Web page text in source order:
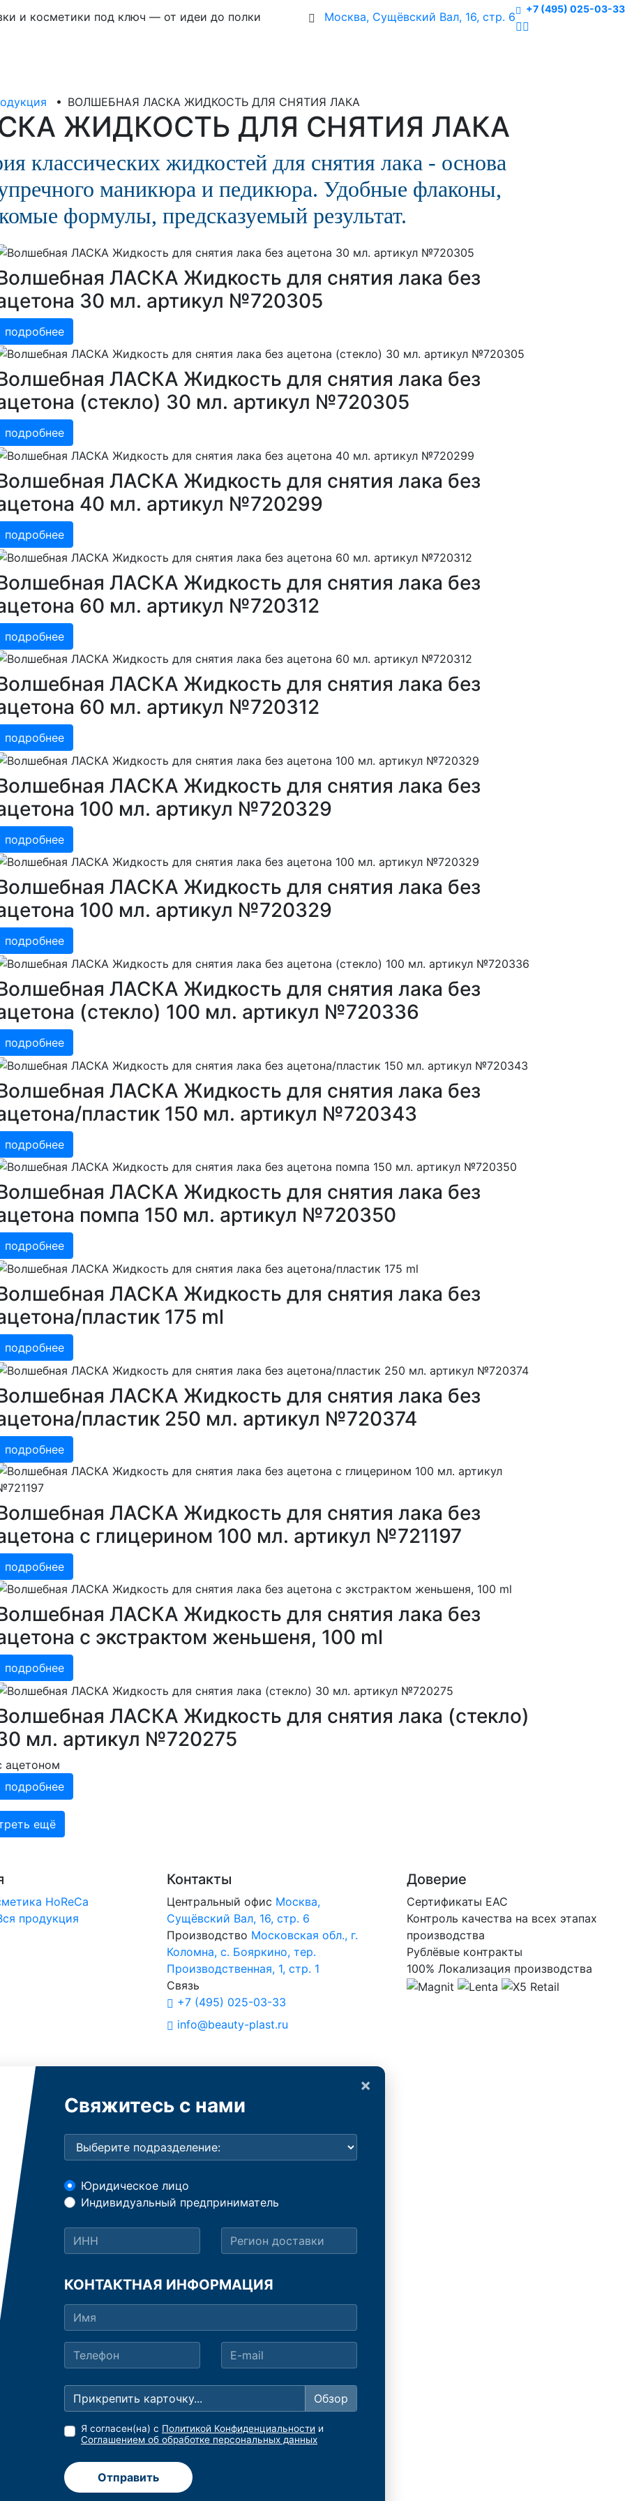
и косметики под ключ — от идеи до полки Москва, Сущёвский Вал, 16, стр. 6
+7 (495) 025-03-33
• ВОЛШЕБНАЯ ЛАСКА ЖИДКОСТЬ ДЛЯ СНЯТИЯ ЛАКА
ЖИДКОСТЬ ДЛЯ СНЯТИЯ ЛАКА
классических жидкостей для снятия лака - основа
маникюра и педикюра. Удобные флаконы,
формулы, предсказуемый результат.
ЛАСКА Жидкость для снятия лака без
30 мл. артикул №720305
подробнее
ЛАСКА Жидкость для снятия лака без
(стекло) 30 мл. артикул №720305
подробнее
ЛАСКА Жидкость для снятия лака без
40 мл. артикул №720299
подробнее
ЛАСКА Жидкость для снятия лака без
60 мл. артикул №720312
подробнее
ЛАСКА Жидкость для снятия лака без
60 мл. артикул №720312
подробнее
ЛАСКА Жидкость для снятия лака без
100 мл. артикул №720329
подробнее
ЛАСКА Жидкость для снятия лака без
100 мл. артикул №720329
подробнее
ЛАСКА Жидкость для снятия лака без
(стекло) 100 мл. артикул №720336
подробнее
ЛАСКА Жидкость для снятия лака без
пластик 150 мл. артикул №720343
подробнее
ЛАСКА Жидкость для снятия лака без
помпа 150 мл. артикул №720350
подробнее
ЛАСКА Жидкость для снятия лака без
пластик 175 ml
подробнее
ЛАСКА Жидкость для снятия лака без
пластик 250 мл. артикул №720374
подробнее
ЛАСКА Жидкость для снятия лака без
с глицерином 100 мл. артикул №721197
подробнее
ЛАСКА Жидкость для снятия лака без
с экстрактом женьшеня, 100 ml
подробнее
ЛАСКА Жидкость для снятия лака (стекло)
мл. артикул №720275
ацетоном
подробнее
ещё
HoReCa
продукция
Контакты
Центральный офис Москва,
Сущёвский Вал, 16, стр. 6
Производство Московская обл., г.
Коломна, с. Бояркино, тер.
Производственная, 1, стр. 1
Связь
+7 (495) 025-03-33
info@beauty-plast.ru
Доверие
Сертификаты ЕАС
Контроль качества на всех этапах
производства
Рублёвые контракты
100% Локализация производства
×
Свяжитесь с нами
Юридическое лицо
Индивидуальный предприниматель
КОНТАКТНАЯ ИНФОРМАЦИЯ
Прикрепить карточку...
Я согласен(на) с Политикой Конфиденциальности и
Соглашением об обработке персональных данных
Отправить